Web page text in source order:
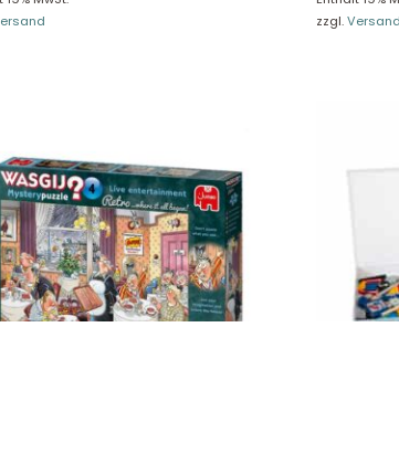
zzgl.Versand
Unsere Rückgaberichtlinien
Impressum
© Holly & Claire GmbH® Spielzeug in Haan